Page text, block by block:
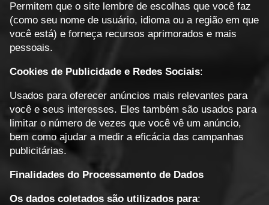
Permitem que o site lembre de escolhas que você faz
(como seu nome de usuário, idioma ou a região em que
você está) e forneça recursos aprimorados e mais
pessoais.
Cookies de Publicidade e Redes Sociais:
Usados para oferecer anúncios mais relevantes para
você e seus interesses. Eles também são usados para
limitar o número de vezes que você vê um anúncio,
bem como ajudar a medir a eficácia das campanhas
publicitárias.
Finalidades do Processamento de Dados
Os dados coletados são utilizados para: